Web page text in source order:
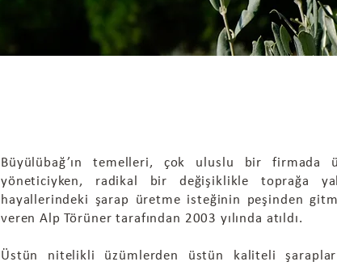
Büyülübağ’ın temelleri, çok uluslu bir firmada
yöneticiyken, radikal bir değişiklikle toprağa
hayallerindeki şarap üretme isteğinin peşinden
veren Alp Törüner tarafından 2003 yılında atıldı.
Üstün nitelikli üzümlerden üstün kaliteli